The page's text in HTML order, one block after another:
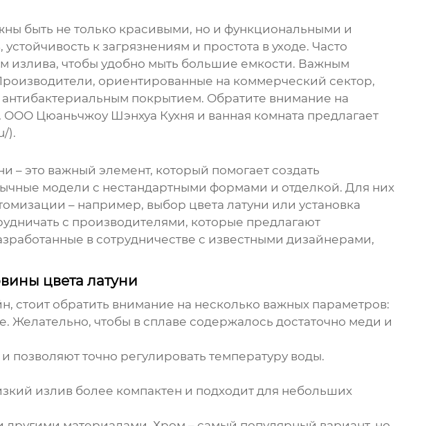
быть не только красивыми, но и функциональными и
к загрязнениям и простота в уходе. Часто
чтобы удобно мыть большие емкости. Важным
ориентированные на коммерческий сектор,
покрытием. Обратите внимание на
Цюаньчжоу Шэнхуа Кухня и ванная комната предлагает
).
– это важный элемент, который помогает создать
модели с нестандартными формами и отделкой. Для них
– например, выбор цвета латуни или установка
с производителями, которые предлагают
в сотрудничестве с известными дизайнерами,
цвета латуни
стоит обратить внимание на несколько важных параметров:
Желательно, чтобы в сплаве содержалось достаточно меди и
точно регулировать температуру воды.
излив более компактен и подходит для небольших